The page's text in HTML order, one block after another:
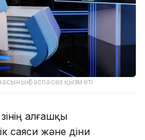
баспасөз қызметі
алғашқы
саяси және діни